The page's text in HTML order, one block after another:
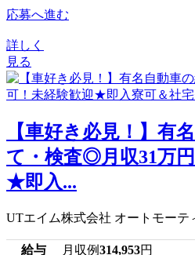
応募へ進む
詳しく
見る
【車好き必見！】有
て・検査◎月収31万
★即入...
UTエイム株式会社 オートモーテ
給与 月収例314,953円